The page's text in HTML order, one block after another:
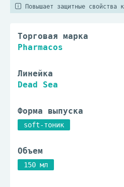
Повышает защитные свойства
Торговая марка
Pharmacos
Линейка
Dead Sea
Форма выпуска
soft-тоник
Объем
150 мл